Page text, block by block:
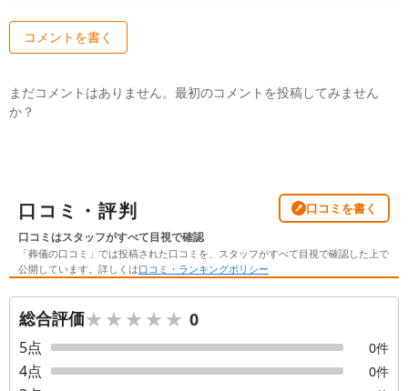
コメントを書く
まだコメントはありません。最初のコメントを投稿してみません
か？
口コミ・評判 口コミを書く
口コミはスタッフがすべて目視で確認
「葬儀の口コミ」では投稿された口コミを、スタッフがすべて目視で確認した上で
公開しています。詳しくは口コミ・ランキングポリシー
総合評価★★★★★
★★★★★ 0
5点 0件
4点 0件